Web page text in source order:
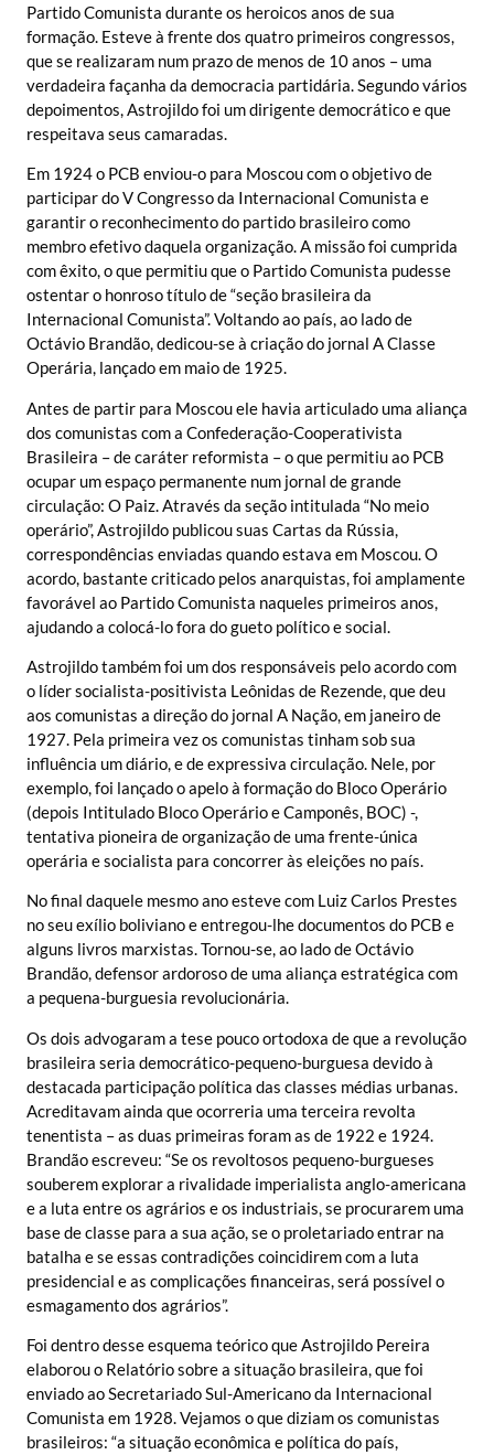
Partido Comunista durante os heroicos anos de sua
formação. Esteve à frente dos quatro primeiros congressos,
que se realizaram num prazo de menos de 10 anos – uma
verdadeira façanha da democracia partidária. Segundo vários
depoimentos, Astrojildo foi um dirigente democrático e que
respeitava seus camaradas.
Em 1924 o PCB enviou-o para Moscou com o objetivo de
participar do V Congresso da Internacional Comunista e
garantir o reconhecimento do partido brasileiro como
membro efetivo daquela organização. A missão foi cumprida
com êxito, o que permitiu que o Partido Comunista pudesse
ostentar o honroso título de “seção brasileira da
Internacional Comunista”. Voltando ao país, ao lado de
Octávio Brandão, dedicou-se à criação do jornal A Classe
Operária, lançado em maio de 1925.
Antes de partir para Moscou ele havia articulado uma aliança
dos comunistas com a Confederação-Cooperativista
Brasileira – de caráter reformista – o que permitiu ao PCB
ocupar um espaço permanente num jornal de grande
circulação: O Paiz. Através da seção intitulada “No meio
operário”, Astrojildo publicou suas Cartas da Rússia,
correspondências enviadas quando estava em Moscou. O
acordo, bastante criticado pelos anarquistas, foi amplamente
favorável ao Partido Comunista naqueles primeiros anos,
ajudando a colocá-lo fora do gueto político e social.
Astrojildo também foi um dos responsáveis pelo acordo com
o líder socialista-positivista Leônidas de Rezende, que deu
aos comunistas a direção do jornal A Nação, em janeiro de
1927. Pela primeira vez os comunistas tinham sob sua
influência um diário, e de expressiva circulação. Nele, por
exemplo, foi lançado o apelo à formação do Bloco Operário
(depois Intitulado Bloco Operário e Camponês, BOC) -,
tentativa pioneira de organização de uma frente-única
operária e socialista para concorrer às eleições no país.
No final daquele mesmo ano esteve com Luiz Carlos Prestes
no seu exílio boliviano e entregou-lhe documentos do PCB e
alguns livros marxistas. Tornou-se, ao lado de Octávio
Brandão, defensor ardoroso de uma aliança estratégica com
a pequena-burguesia revolucionária.
Os dois advogaram a tese pouco ortodoxa de que a revolução
brasileira seria democrático-pequeno-burguesa devido à
destacada participação política das classes médias urbanas.
Acreditavam ainda que ocorreria uma terceira revolta
tenentista – as duas primeiras foram as de 1922 e 1924.
Brandão escreveu: “Se os revoltosos pequeno-burgueses
souberem explorar a rivalidade imperialista anglo-americana
e a luta entre os agrários e os industriais, se procurarem uma
base de classe para a sua ação, se o proletariado entrar na
batalha e se essas contradições coincidirem com a luta
presidencial e as complicações financeiras, será possível o
esmagamento dos agrários”.
Foi dentro desse esquema teórico que Astrojildo Pereira
elaborou o Relatório sobre a situação brasileira, que foi
enviado ao Secretariado Sul-Americano da Internacional
Comunista em 1928. Vejamos o que diziam os comunistas
brasileiros: “a situação econômica e política do país,